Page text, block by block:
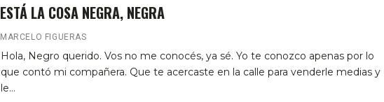
ESTÁ LA COSA NEGRA, NEGRA
MARCELO FIGUERAS
Hola, Negro querido. Vos no me conocés, ya sé. Yo te conozco apenas por lo
que contó mi compañera. Que te acercaste en la calle para venderle medias y
le…